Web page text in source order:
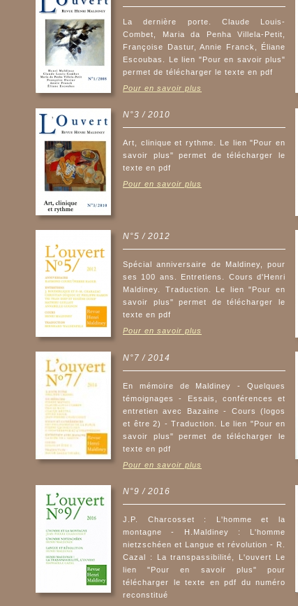
La dernière porte. Claude Louis-
Combet, Maria da Penha Villela-Petit,
Françoise Dastur, Annie Franck, Éliane
Escoubas. Le lien "Pour en savoir plus"
permet de télécharger le texte en pdf
Pour en savoir plus
N°3 / 2010
Art, clinique et rythme. Le lien "Pour en
savoir plus" permet de télécharger le
texte en pdf
Pour en savoir plus
N°5 / 2012
Spécial anniversaire de Maldiney, pour
ses 100 ans. Entretiens. Cours d'Henri
Maldiney. Traduction. Le lien "Pour en
savoir plus" permet de télécharger le
texte en pdf
Pour en savoir plus
N°7 / 2014
En mémoire de Maldiney - Quelques
témoignages - Essais, conférences et
entretien avec Bazaine - Cours (logos
et être 2) - Traduction. Le lien "Pour en
savoir plus" permet de télécharger le
texte en pdf
Pour en savoir plus
N°9 / 2016
J.P. Charcosset : L'homme et la
montagne - H.Maldiney : L'homme
nietzschéen et Langue et révolution - R.
Cazal : La transpassibilité, L'ouvert Le
lien "Pour en savoir plus" pour
télécharger le texte en pdf du numéro
reconstitué